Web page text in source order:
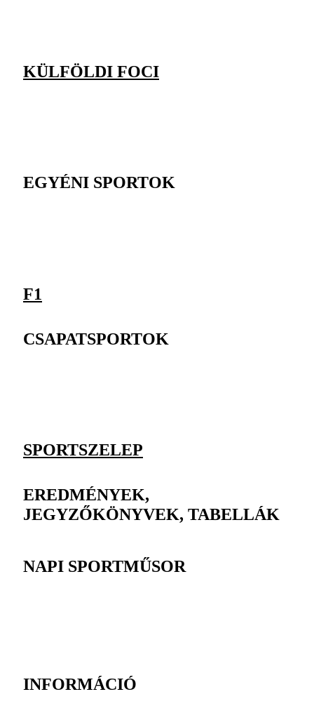
KÜLFÖLDI FOCI
EGYÉNI SPORTOK
F1
CSAPATSPORTOK
SPORTSZELEP
EREDMÉNYEK,
JEGYZŐKÖNYVEK, TABELLÁK
NAPI SPORTMŰSOR
INFORMÁCIÓ